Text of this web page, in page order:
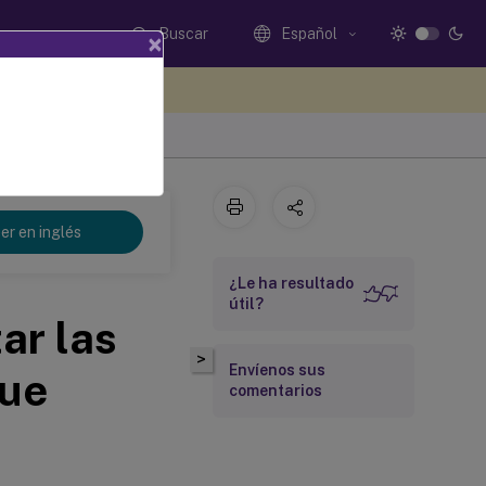
Buscar Español
en inglés
las
>
¿Le ha resultado
útil?
Envíenos sus
comentarios
×